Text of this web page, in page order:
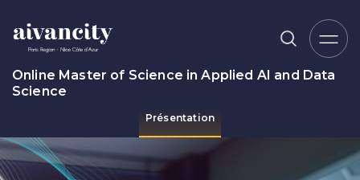
Online Master of Science in Applied AI and Data
Science
Présentation